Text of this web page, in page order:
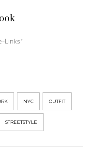
NYC OUTFIT
STREETSTYLE